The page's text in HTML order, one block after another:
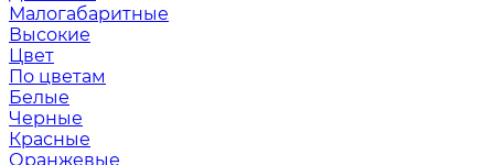
Малогабаритные
Высокие
Цвет
По цветам
Белые
Черные
Красные
Оранжевые